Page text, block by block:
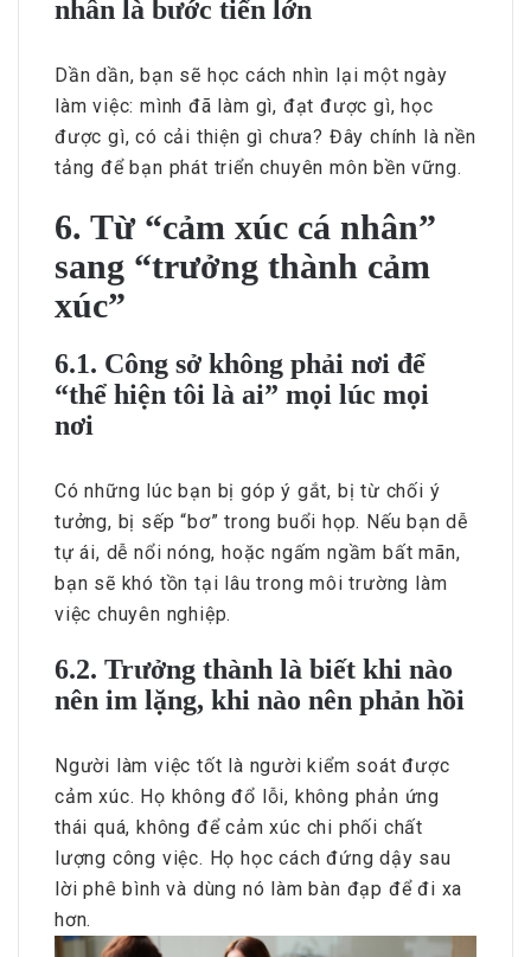
nhân là bước tiến lớn
Dần dần, bạn sẽ học cách nhìn lại một ngày
làm việc: mình đã làm gì, đạt được gì, học
được gì, có cải thiện gì chưa? Đây chính là nền
tảng để bạn phát triển chuyên môn bền vững.
6. Từ “cảm xúc cá nhân”
sang “trưởng thành cảm
xúc”
6.1. Công sở không phải nơi để
“thể hiện tôi là ai” mọi lúc mọi
nơi
Có những lúc bạn bị góp ý gắt, bị từ chối ý
tưởng, bị sếp “bơ” trong buổi họp. Nếu bạn dễ
tự ái, dễ nổi nóng, hoặc ngấm ngầm bất mãn,
bạn sẽ khó tồn tại lâu trong môi trường làm
việc chuyên nghiệp.
6.2. Trưởng thành là biết khi nào
nên im lặng, khi nào nên phản hồi
Người làm việc tốt là người kiểm soát được
cảm xúc. Họ không đổ lỗi, không phản ứng
thái quá, không để cảm xúc chi phối chất
lượng công việc. Họ học cách đứng dậy sau
lời phê bình và dùng nó làm bàn đạp để đi xa
hơn.